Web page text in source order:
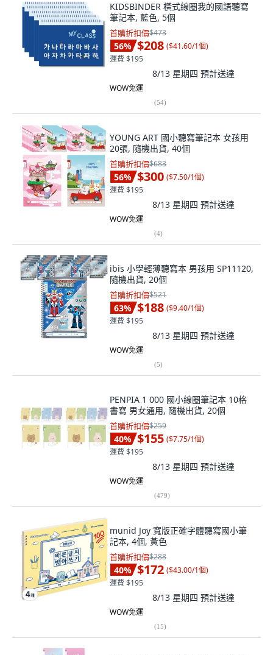
KIDSBINDER 橫式線圈我的國語聽寫
筆記本, 藍色, 5個
首購折扣價$473
56% $208 ($41.60/1個)
運費 $195
8/13 星期四 預計送達
WOW免運
(54)
YOUNG ART 國小聽寫筆記本 女孩用
20張, 隨機出貨, 40個
首購折扣價$683
56% $300 ($7.50/1個)
運費 $195
8/13 星期四 預計送達
WOW免運
(4)
ibis 小學輕薄聽寫本 男孩用 SP11120,
隨機出貨, 20個
首購折扣價$521
63% $188 ($9.40/1個)
運費 $195
8/13 星期四 預計送達
WOW免運
(5)
PENPIA 1 000 國小線圈筆記本 10格
書寫 男女通用, 隨機出貨, 20個
首購折扣價$259
40% $155 ($7.75/1個)
運費 $195
8/13 星期四 預計送達
WOW免運
(479)
munid Joy 寬版正確字體聽寫國小筆
記本, 4個, 黃色
首購折扣價$288
40% $172 ($43.00/1個)
運費 $195
8/13 星期四 預計送達
WOW免運
(15)